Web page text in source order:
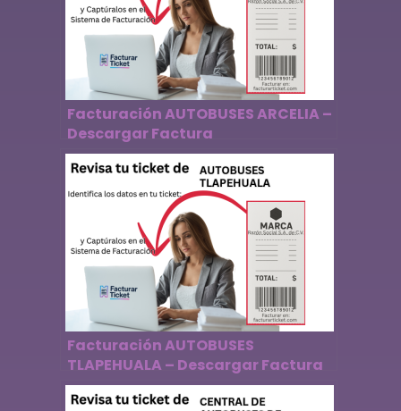
Facturación AUTOBUSES ARCELIA –
Descargar Factura
Facturación AUTOBUSES
TLAPEHUALA – Descargar Factura